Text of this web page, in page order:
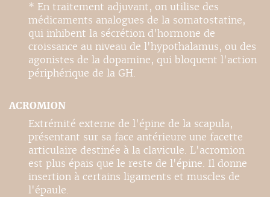
* En traitement adjuvant, on utilise des
médicaments analogues de la somatostatine,
qui inhibent la sécrétion d'hormone de
croissance au niveau de l'hypothalamus, ou des
agonistes de la dopamine, qui bloquent l'action
périphérique de la GH.
ACROMION
Extrémité externe de l'épine de la scapula,
présentant sur sa face antérieure une facette
articulaire destinée à la clavicule. L'acromion
est plus épais que le reste de l'épine. Il donne
insertion à certains ligaments et muscles de
l'épaule.